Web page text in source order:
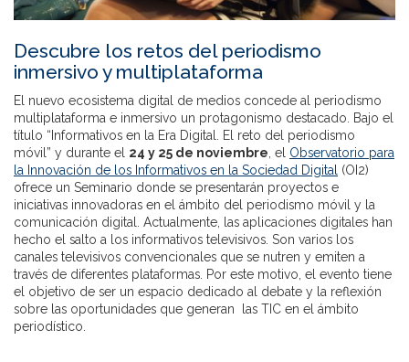
Descubre los retos del periodismo
inmersivo y multiplataforma
El nuevo ecosistema digital de medios concede al periodismo
multiplataforma e inmersivo un protagonismo destacado. Bajo el
título “Informativos en la Era Digital. El reto del periodismo
móvil” y durante el 24 y 25 de noviembre , el Observatorio para
la Innovación de los Informativos en la Sociedad Digital
(OI2)
ofrece un Seminario donde se presentarán proyectos e
iniciativas innovadoras en el ámbito del periodismo móvil y la
comunicación digital. Actualmente, las aplicaciones digitales han
hecho el salto a los informativos televisivos. Son varios los
canales televisivos convencionales que se nutren y emiten a
través de diferentes plataformas. Por este motivo, el evento tiene
el objetivo de ser un espacio dedicado al debate y la reflexión
sobre las oportunidades que generan las TIC en el ámbito
periodístico.